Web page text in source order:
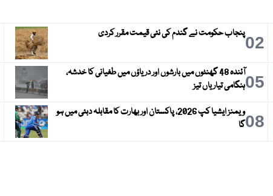
02پنجاب حکومت نے گندم کی نئی قیمت مقرر کردی
05
آئندہ 48 گھنٹوں میں بارشوں اور دریاؤں میں طغیانی کا خدشہ،
ہنگامی تیاریاں تیز
08
ویمنز ایشیا کپ 2026، پاکستان اور بھارت کا مقابلہ دبئی میں ہو
گا